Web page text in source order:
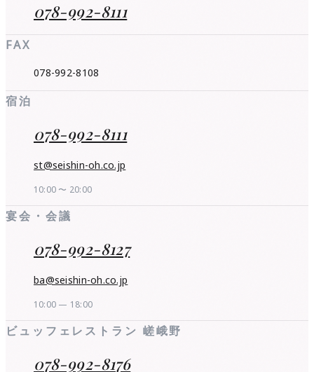
078-992-8111
FAX
078-992-8108
宿泊
078-992-8111
st@seishin-oh.co.jp
10:00 〜 20:00
宴会・会議
078-992-8127
ba@seishin-oh.co.jp
10:00 — 18:00
ビュッフェレストラン 嵯峨野
078-992-8176